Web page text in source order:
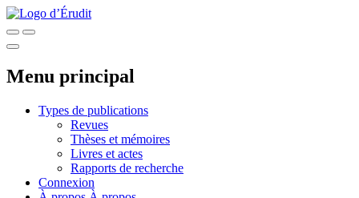
Menu principal
Types de publications
Revues
Thèses et mémoires
Livres et actes
Rapports de recherche
Connexion